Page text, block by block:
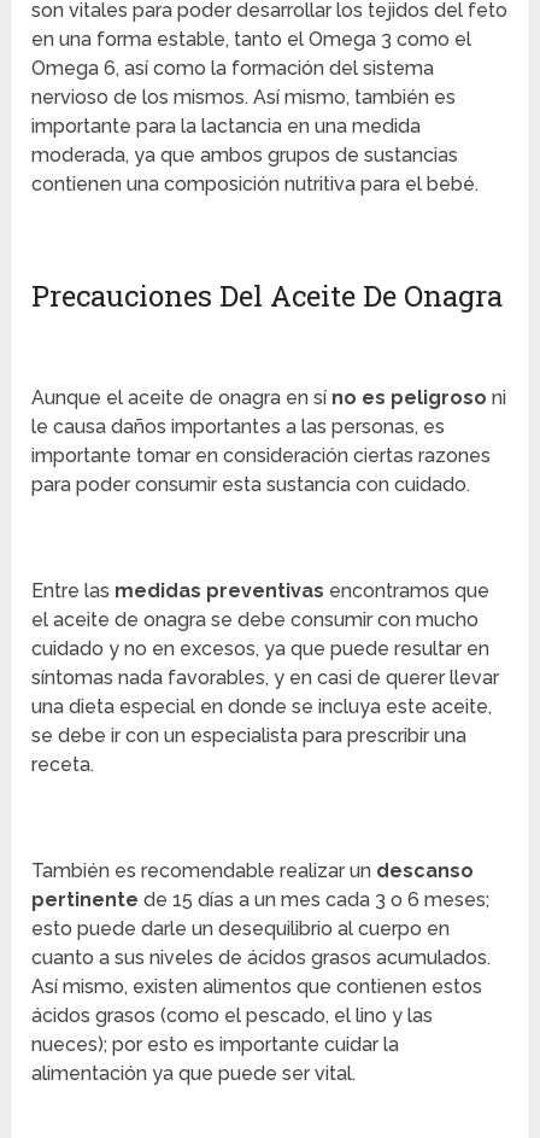
son vitales para poder desarrollar los tejidos del feto
en una forma estable, tanto el Omega 3 como el
Omega 6, así como la formación del sistema
nervioso de los mismos. Así mismo, también es
importante para la lactancia en una medida
moderada, ya que ambos grupos de sustancias
contienen una composición nutritiva para el bebé.
Precauciones Del Aceite De Onagra
Aunque el aceite de onagra en sí no es peligrosoni
le causa daños importantes a las personas, es
importante tomar en consideración ciertas razones
para poder consumir esta sustancia con cuidado.
Entre las medidas preventivas encontramos que
el aceite de onagra se debe consumir con mucho
cuidado y no en excesos, ya que puede resultar en
síntomas nada favorables, y en casi de querer llevar
una dieta especial en donde se incluya este aceite,
se debe ir con un especialista para prescribir una
receta.
También es recomendable realizar un descanso
pertinente de 15 días a un mes cada 3 o 6 meses;
esto puede darle un desequilibrio al cuerpo en
cuanto a sus niveles de ácidos grasos acumulados.
Así mismo, existen alimentos que contienen estos
ácidos grasos (como el pescado, el lino y las
nueces); por esto es importante cuidar la
alimentación ya que puede ser vital.